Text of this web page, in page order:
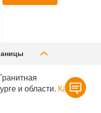
и области. Карта